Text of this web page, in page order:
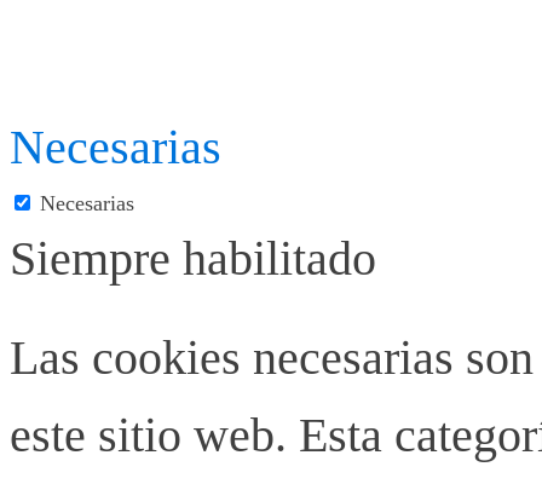
Necesarias
Necesarias
Siempre habilitado
Las cookies necesarias
este sitio web. Esta